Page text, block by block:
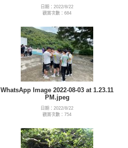
日期：2022/8/22
觀賞次數：684
WhatsApp Image 2022-08-03 at 1.23.11
PM.jpeg
日期：2022/8/22
觀賞次數：754